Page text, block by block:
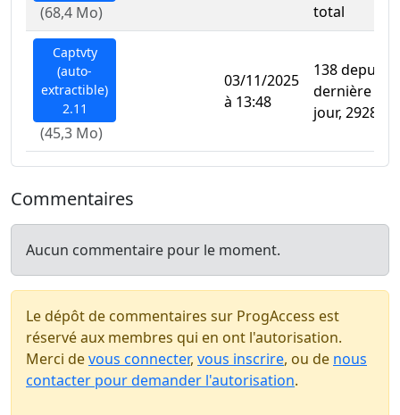
(68,4 Mo)
total
Captvty
(auto-
extractible)
2.11
(45,3 Mo)
03/11/2025
à 13:48
138 depuis
dernière
jour, 2928
Commentaires
Aucun commentaire pour le moment.
Le dépôt de commentaires sur ProgAccess est
réservé aux membres qui en ont l'autorisation.
Merci devous connecter, vous inscrire, ou de nous
contacter pour demander l'autorisation.